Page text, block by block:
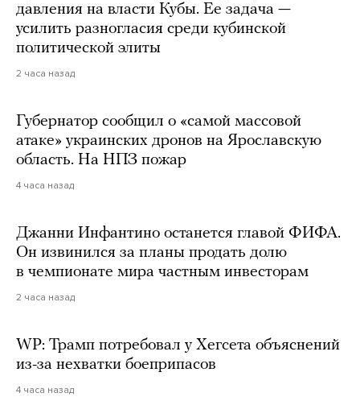
давления на власти Кубы. Ее задача —
усилить разногласия среди кубинской
политической элиты
2 часа назад
Губернатор сообщил о «самой массовой
атаке» украинских дронов на Ярославскую
область. На НПЗ пожар
4 часа назад
Джанни Инфантино останется главой ФИФА.
Он извинился за планы продать долю
в чемпионате мира частным инвесторам
2 часа назад
WP: Трамп потребовал у Хегсета объяснений
из-за нехватки боеприпасов
4 часа назад